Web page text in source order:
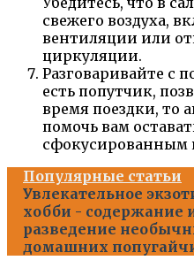
свежего воздуха,
вентиляции или
циркуляции.
Разговаривайте с
есть попутчик,
время поездки, то
помочь вам
сфокусированным
Популярные статьи
Увлекательное
хобби - содержание
разведение
домашних